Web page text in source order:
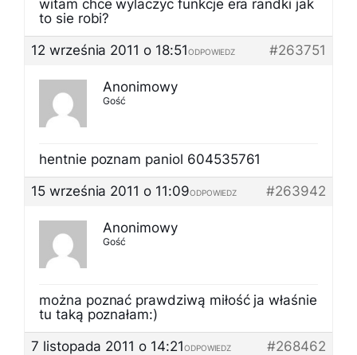
witam chce wylaczyc funkcje era randki jak
to sie robi?
12 września 2011 o 18:51
#263751
ODPOWIEDZ
Anonimowy
Gość
hentnie poznam paniol 604535761
15 września 2011 o 11:09
#263942
ODPOWIEDZ
Anonimowy
Gość
można poznać prawdziwą miłość ja właśnie
tu taką poznałam:)
7 listopada 2011 o 14:21
#268462
ODPOWIEDZ